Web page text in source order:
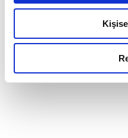
belirleyebilirsiniz.
Ayarlar butonuna
Metnimizi ziyaret
okumak ve sitemizi